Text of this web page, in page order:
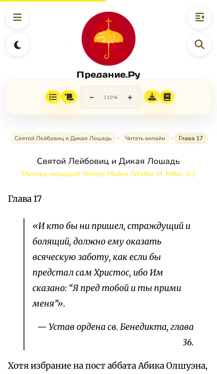
Предание.Ру
− 110% +
Святой Лейбовиц и Дикая Лошадь Читать онлайн Глава 17
Святой Лейбовиц и Дикая Лошадь
Миллер-младший Уолтер Майкл (Walter M. Miller, Jr.)
Глава 17
«И кто бы ни пришел, страждущий и
болящий, должно ему оказать
всяческую заботу, как если бы
предстал сам Христос, ибо Им
сказано: “Я пред тобой и ты прими
меня”».
— Устав ордена св. Бенедикта, глава
36.
Хотя избрание на пост аббата Абика Олшуэна,